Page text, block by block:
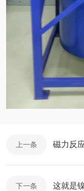
上一条 磁力反
下一条 这就是